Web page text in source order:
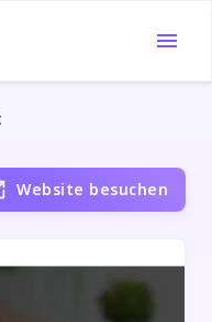
Website besuchen